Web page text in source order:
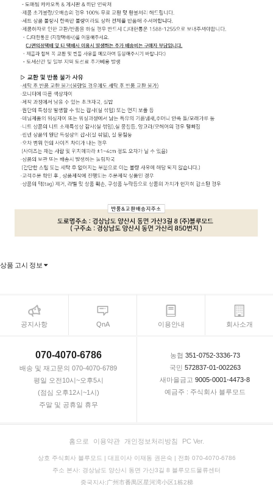
상품 고시 정보
공지사항 QnA 이용안내 회사소개
070-4070-6786
배송 및 재고문의 070-4070-6789
평일 오전10시~오후5시
(점심 오후12시~1시)
주말 및 공휴일 휴무
농협 351-0752-3336-73
국민 572837-01-002263
새마을금고 9005-0001-4473-8
예금주 : 주식회사 블루모드
홈으로 이용약관 개인정보처리방침 PC Ver.
상호 주식회사 블루모드 | 대표이사 이재동 권은숙 | 전화 070-4070-6786
주소 본사: 경상남도 양산시 동면 가산3길 8 블루모드물류센터
중국지사:广州市番禺区星河湾小区1栋2梯